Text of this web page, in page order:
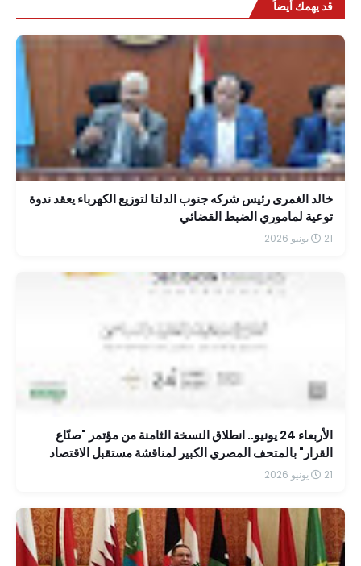
قد يهمك أيضاً
خالد الغمرى رئيس شركه جنوب الدلتا لتوزيع الكهرباء يعقد ندوة
توعية لماموري الضبط القضائي
21 يونيو 2026
الأربعاء 24 يونيو.. انطلاق النسخة الثامنة من مؤتمر "صنّاع
القرار" بالمتحف المصري الكبير لمناقشة مستقبل الاقتصاد
والاستثمار في مصر
21 يونيو 2026